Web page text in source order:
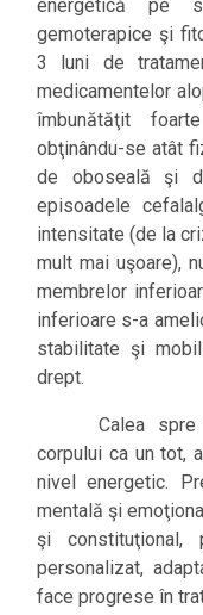
energetică pe
gemoterapice şi
3 luni de
medicamentelor
îmbunătăţit
obţinându-se atât
de oboseală şi
episoadele
intensitate (de la
mult mai uşoare),
membrelor
inferioare s-a
stabilitate şi
drept.
Calea spre
corpului ca un tot,
nivel energetic.
mentală şi
şi
personalizat,
face progrese în